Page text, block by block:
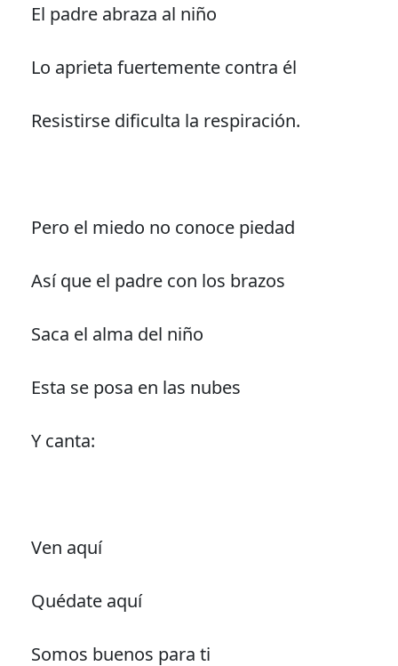
El padre abraza al niño
Lo aprieta fuertemente contra él
Resistirse dificulta la respiración.
Pero el miedo no conoce piedad
Así que el padre con los brazos
Saca el alma del niño
Esta se posa en las nubes
Y canta:
Ven aquí
Quédate aquí
Somos buenos para ti